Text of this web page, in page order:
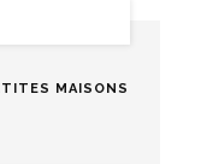
MAISONS